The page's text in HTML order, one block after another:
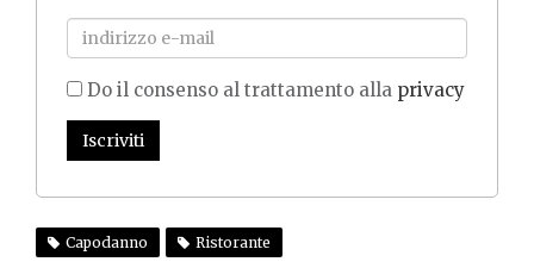
Do il consenso al trattamento alla privacy
Iscriviti
Capodanno Ristorante